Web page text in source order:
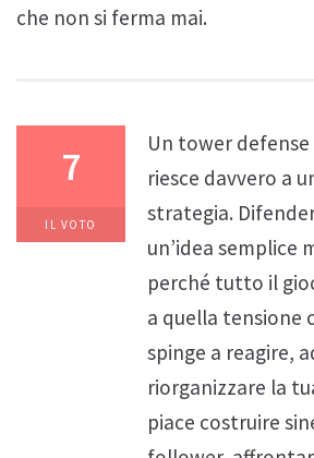
che non si ferma mai.
7
IL VOTO
Un tower
riesce davvero a
strategia.
un’idea semplice
perché tutto il
a quella tensione
spinge a reagire,
riorganizzare la
piace costruire